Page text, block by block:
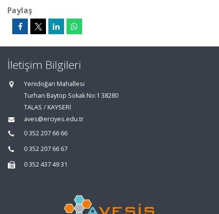
Paylaş
İletişim Bilgileri
Yenidoğan Mahallesi
Turhan Baytop Sokak No:1 38280
TALAS / KAYSERİ
aves@erciyes.edu.tr
0 352 207 66 66
0 352 207 66 67
0 352 437 49 31